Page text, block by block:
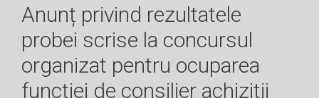
Anunț privind rezultatele
probei scrise la concursul
organizat pentru ocuparea
funcției de consilier achiziții